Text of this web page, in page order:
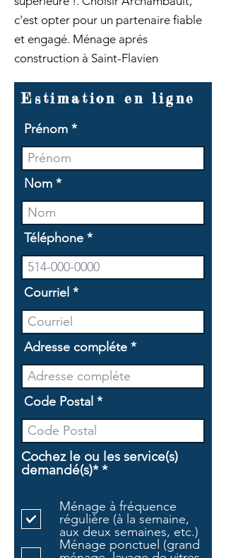
c'est opter pour un partenaire fiable
et engagé. Ménage aprés
construction à Saint-Flavien
Estimation en ligne
Prénom
Nom
Téléphone
Courriel
Adresse compléte
Code Postal
Cochez le ou les service(s)
demandé(s)* *O
g
a
t
Ménage à fréquence
régulière (à la semaine,
aux deux semaines, etc.)
Ménage ponctuel (grand